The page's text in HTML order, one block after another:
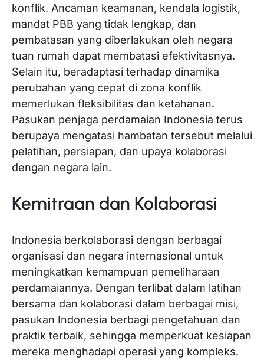
konflik. Ancaman keamanan, kendala logistik,
mandat PBB yang tidak lengkap, dan
pembatasan yang diberlakukan oleh negara
tuan rumah dapat membatasi efektivitasnya.
Selain itu, beradaptasi terhadap dinamika
perubahan yang cepat di zona konflik
memerlukan fleksibilitas dan ketahanan.
Pasukan penjaga perdamaian Indonesia terus
berupaya mengatasi hambatan tersebut melalui
pelatihan, persiapan, dan upaya kolaborasi
dengan negara lain.
Kemitraan dan Kolaborasi
Indonesia berkolaborasi dengan berbagai
organisasi dan negara internasional untuk
meningkatkan kemampuan pemeliharaan
perdamaiannya. Dengan terlibat dalam latihan
bersama dan kolaborasi dalam berbagai misi,
pasukan Indonesia berbagi pengetahuan dan
praktik terbaik, sehingga memperkuat kesiapan
mereka menghadapi operasi yang kompleks.